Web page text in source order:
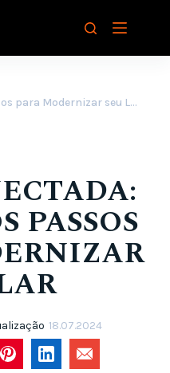
Casa Conectada: Primeiros Passos para Modernizar seu Lar
PASSOS
18.07.2024